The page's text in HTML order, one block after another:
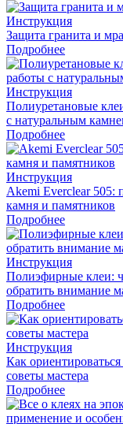
Инструкция
Защита гранита и
Подробнее
Инструкция
Полиуретановые
с натуральным
Подробнее
Инструкция
Akemi Everclear 505:
камня и памятников
Подробнее
Инструкция
Полиэфирные клеи:
обратить внимание
Подробнее
Инструкция
Как
советы мастера
Подробнее